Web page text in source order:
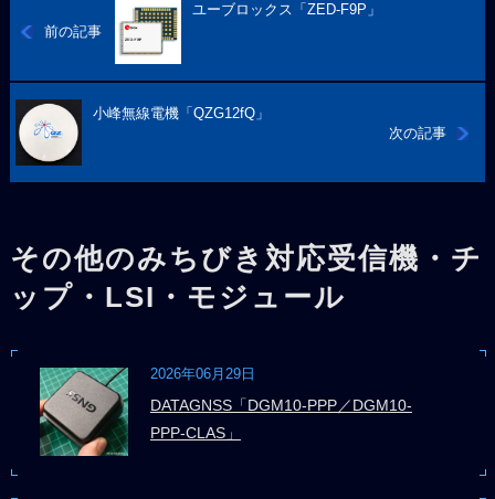
前の記事
ユーブロックス「ZED-F9P」
次の記事
小峰無線電機「QZG12fQ」
その他のみちびき対応受信機・チ
ップ・LSI・モジュール
2026年06月29日
DATAGNSS「DGM10-PPP／DGM10-
PPP-CLAS」